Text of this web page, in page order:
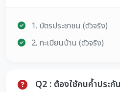
1. บัตรประชาชน (ตัวจริง)
2. ทะเบียนบ้าน (ตัวจริง)
Q2 : ต้องใช้คนค้ำประกั